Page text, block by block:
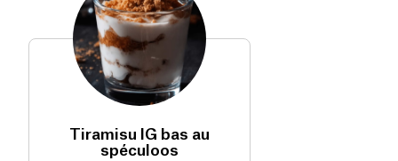
Tiramisu IG bas au
spéculoos